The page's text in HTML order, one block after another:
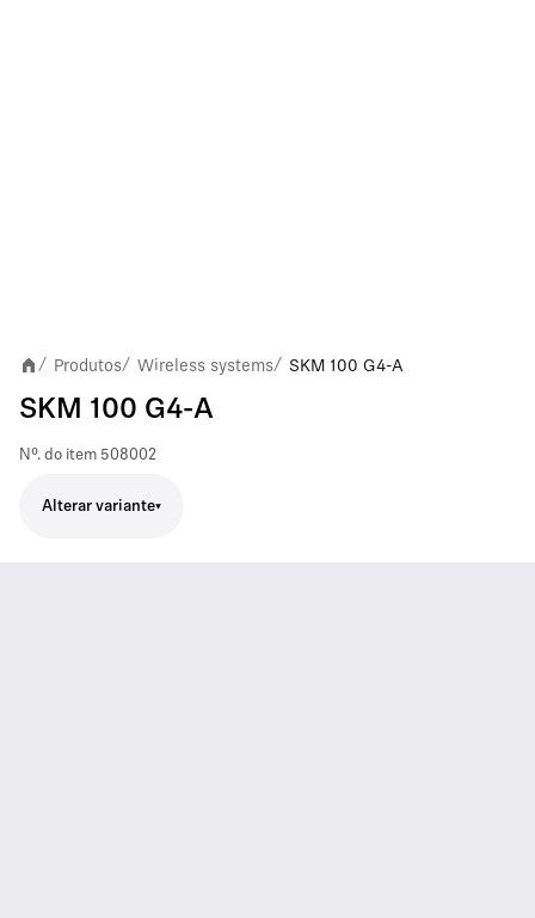
/ Produtos/ Wireless systems/ SKM 100 G4-A
SKM 100 G4-A
Nº. do item 508002
Alterar variante